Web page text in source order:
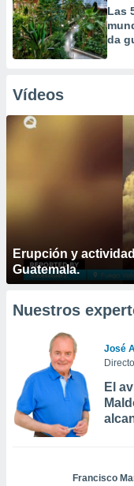
Las
da
Vídeos
Erupción y
Guatemala.
Nuestros
José
El
Francisco